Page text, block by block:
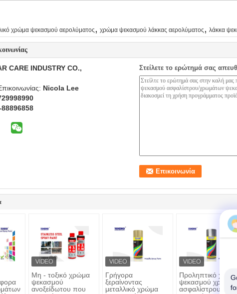
χρώμα ψεκασμού αερολύματος , χρώμα ψεκασμού λάκκας αερολύματος , λάκκα
CARE INDUSTRY CO.,
Nicola Lee
Στείλετε το ερώτημά σας
Μη - τοξικό χρώμα
ψεκασμού
ανοξείδωτου που
Γρήγορα
ξεραίνοντας
μεταλλικό χρώμα
Προληπτικό
ψεκασμού
ασφαλίστρου